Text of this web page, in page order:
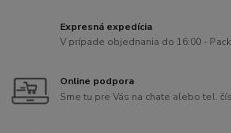
Expresná expedícia
V prípade objednania do 16:00 -
Online podpora
Sme tu pre Vás na chate alebo tel.